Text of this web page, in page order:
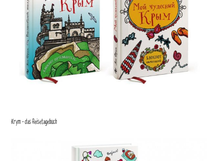
Krym – das Reisetagebuch